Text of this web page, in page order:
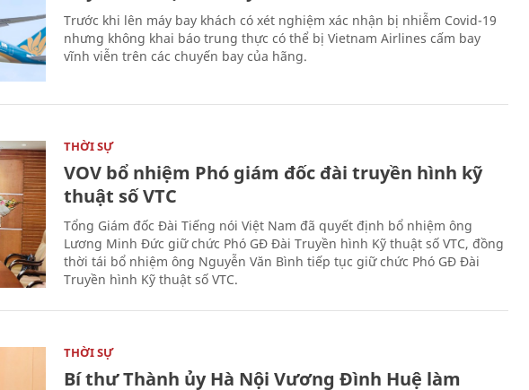
Trước khi lên máy bay khách có xét nghiệm xác nhận bị nhiễm Covid-19
nhưng không khai báo trung thực có thể bị Vietnam Airlines cấm bay
vĩnh viễn trên các chuyến bay của hãng.
THỜI SỰ
VOV bổ nhiệm Phó giám đốc đài truyền hình kỹ
thuật số VTC
Tổng Giám đốc Đài Tiếng nói Việt Nam đã quyết định bổ nhiệm ông
Lương Minh Đức giữ chức Phó GĐ Đài Truyền hình Kỹ thuật số VTC, đồng
thời tái bổ nhiệm ông Nguyễn Văn Bình tiếp tục giữ chức Phó GĐ Đài
Truyền hình Kỹ thuật số VTC.
THỜI SỰ
Bí thư Thành ủy Hà Nội Vương Đình Huệ làm